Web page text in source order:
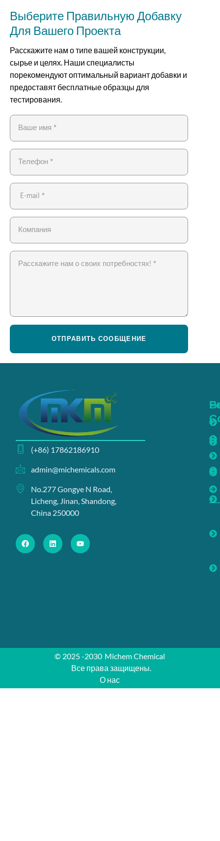
Выберите Правильную Добавку
Для Вашего Проекта
Расскажите нам о типе вашей конструкции,
сырье и целях. Наши специалисты
порекомендуют оптимальный вариант добавки и
предоставят бесплатные образцы для
тестирования.
ОТПРАВИТЬ СООБЩЕНИЕ
(+86) 17862186910
admin@michemicals.com
No.277 Gongye N Road,
Licheng, Jinan, Shandong,
China 250000
© 2025 -2030 Michem Chemical
Все права защищены.
О нас